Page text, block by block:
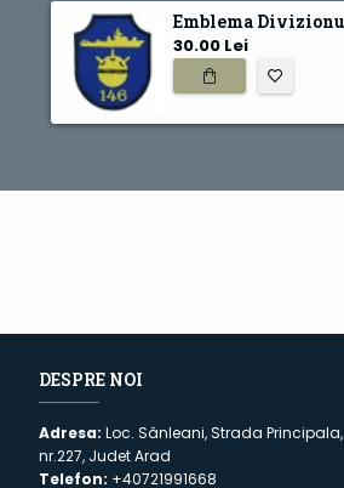
30.00 Lei
DESPRE NOI
Adresa: Loc. Sânleani, Strada Principala,
nr.227, Judet Arad
Telefon: +40721991668